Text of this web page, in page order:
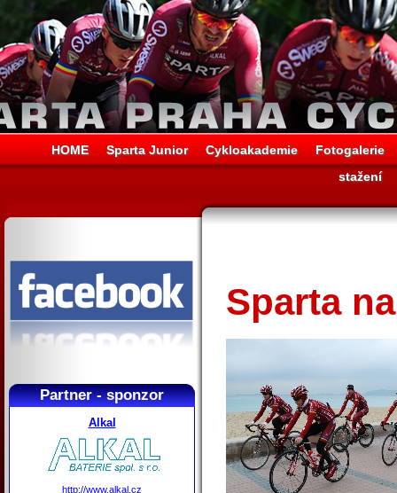
HOME Sparta Junior Cykloakademie
Fotogalerie
stažení
Partner - sponzor
Alkal
http://www.alkal.cz
Sparta